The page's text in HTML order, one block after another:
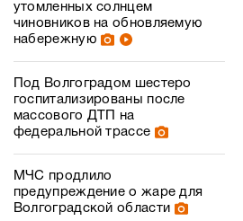
утомленных солнцем
чиновников на обновляемую
набережную
Под Волгоградом шестеро
госпитализированы после
массового ДТП на
федеральной трассе
МЧС продлило
предупреждение о жаре для
Волгоградской области